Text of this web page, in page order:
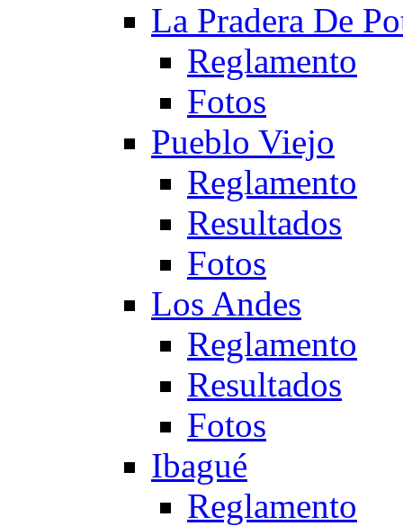
La Pradera De
Reglamento
Fotos
Pueblo Viejo
Reglamento
Resultados
Fotos
Los Andes
Reglamento
Resultados
Fotos
Ibagué
Reglamento